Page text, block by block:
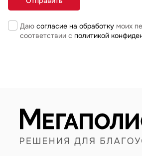
Даю согласие на обработкумоих
соответствии с политикой